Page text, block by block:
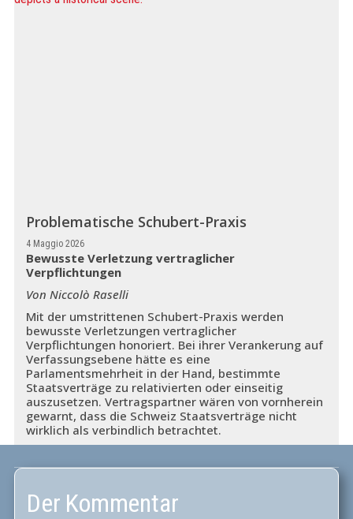
Problematische Schubert-Praxis
4 Maggio 2026
Bewusste Verletzung vertraglicher
Verpflichtungen
Von Niccolò Raselli
Mit der umstrittenen Schubert-Praxis werden
bewusste Verletzungen vertraglicher
Verpflichtungen honoriert. Bei ihrer Verankerung auf
Verfassungsebene hätte es eine
Parlamentsmehrheit in der Hand, bestimmte
Staatsverträge zu relativierten oder einseitig
auszusetzen. Vertragspartner wären von vornherein
gewarnt, dass die Schweiz Staatsverträge nicht
wirklich als verbindlich betrachtet.
Der Kommentar